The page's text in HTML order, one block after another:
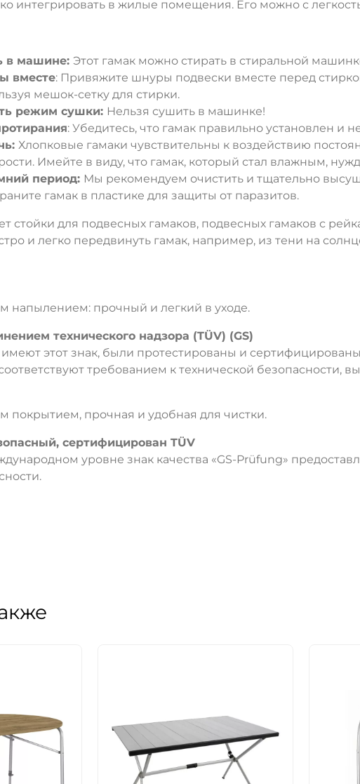
интегрировать в жилые помещения. Его можно с
в машине: Этот гамак можно стирать в стиральной
вместе: Привяжите шнуры подвески вместе перед
мешок-сетку для стирки.
режим сушки: Нельзя сушить в машинке!
: Убедитесь, что гамак правильно установлен и
Хлопковые гамаки чувствительны к воздействию
Имейте в виду, что гамак, который стал влажным,
период: Мы рекомендуем очистить и тщательно
гамак в пластике для защиты от паразитов.
стойки для подвесных гамаков, подвесных гамаков с
и легко передвинуть гамак, например, из тени на
напылением: прочный и легкий в уходе.
технического надзора (TÜV) (GS)
этот знак, были протестированы и
требованием к технической безопасности,
покрытием, прочная и удобная для чистки.
сертифицирован TÜV
уровне знак качества «GS-Prüfung»